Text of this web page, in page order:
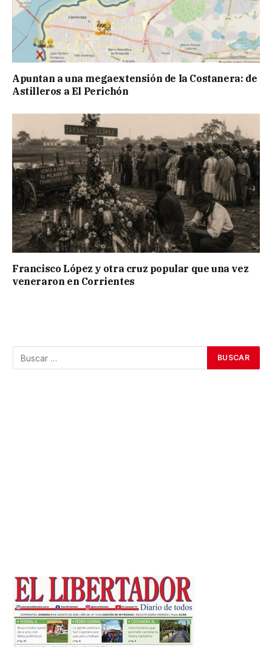
Apuntan a una megaextensión de la Costanera: de
Astilleros a El Perichón
Francisco López y otra cruz popular que una vez
veneraron en Corrientes